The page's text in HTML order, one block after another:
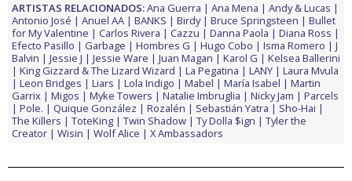
ARTISTAS RELACIONADOS:Ana Guerra Ana Mena
Andy & Lucas
Antonio José
Anuel AA BANKS Birdy Bruce Springsteen
Bullet
for My Valentine
Carlos Rivera Cazzu Danna Paola
Diana Ross
Efecto Pasillo
Garbage Hombres G Hugo Cobo Isma Romero
J
Balvin
Jessie J Jessie Ware Juan Magan Karol G
Kelsea Ballerini
King Gizzard & The Lizard Wizard
La Pegatina LANY
Laura Mvula
Leon Bridges
Liars Lola Indigo Mabel María Isabel
Martin
Garrix
Migos Myke Towers Natalie Imbruglia Nicky Jam
Parcels
Pole.
Quique González Rozalén Sebastián Yatra
Sho-Hai
The Killers
ToteKing Twin Shadow Ty Dolla $ign
Tyler the
Creator
Wisin Wolf Alice X Ambassadors